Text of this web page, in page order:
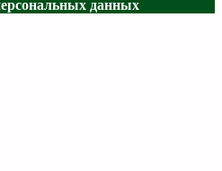
данных